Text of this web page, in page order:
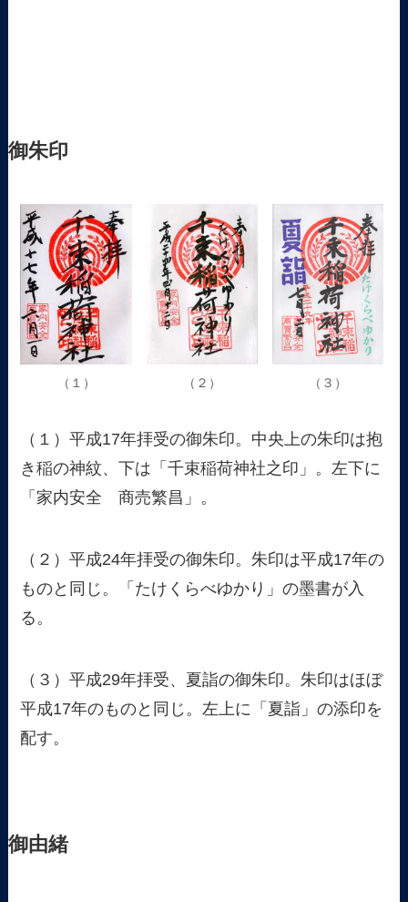
御朱印
（１） （２） （３）
（１）平成17年拝受の御朱印。中央上の朱印は抱
き稲の神紋、下は「千束稲荷神社之印」。左下に
「家内安全 商売繁昌」。
（２）平成24年拝受の御朱印。朱印は平成17年の
ものと同じ。「たけくらべゆかり」の墨書が入
る。
（３）平成29年拝受、夏詣の御朱印。朱印はほぼ
平成17年のものと同じ。左上に「夏詣」の添印を
配す。
御由緒